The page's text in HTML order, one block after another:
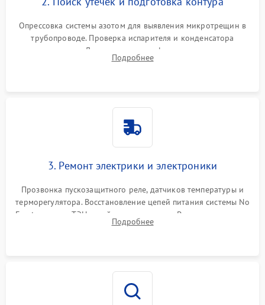
Опрессовка системы азотом для выявления микротрещин в
трубопроводе. Проверка испарителя и конденсатора
течеискателем. Демонтаж старого фильтра-осушителя и
продувка капиллярной трубки для устранения засоров.
Подробнее
3. Ремонт электрики и электроники
Прозвонка пускозащитного реле, датчиков температуры и
терморегулятора. Восстановление цепей питания системы No
Frost, включая ТЭН оттайки и вентилятор. Ремонт или замена
платы управления при сбоях алгоритмов.
Подробнее